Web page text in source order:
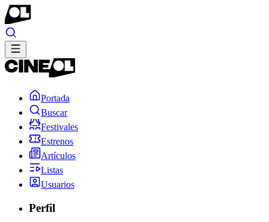
Portada
Buscar
Festivales
Estrenos
Artículos
Listas
Usuarios
Perfil